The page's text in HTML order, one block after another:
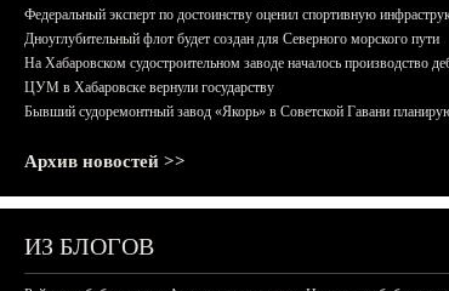
Федеральный эксперт по достоинству оценил спортивную
Дноуглубительный флот будет создан для Северного морского пути
На Хабаровском судостроительном заводе началось производство
ЦУМ в Хабаровске вернули государству
Бывший судоремонтный завод «Якорь» в Советской Гавани
Архив новостей >>
ИЗ БЛОГОВ